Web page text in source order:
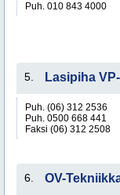
Puh. 010 843 4000
5. Lasipiha
Puh. (06) 312 2536
Puh. 0500 668 441
Faksi (06) 312 2508
6. OV-